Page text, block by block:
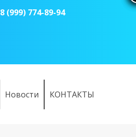
8 (999) 774-89-94
Новости КОНТАКТЫ